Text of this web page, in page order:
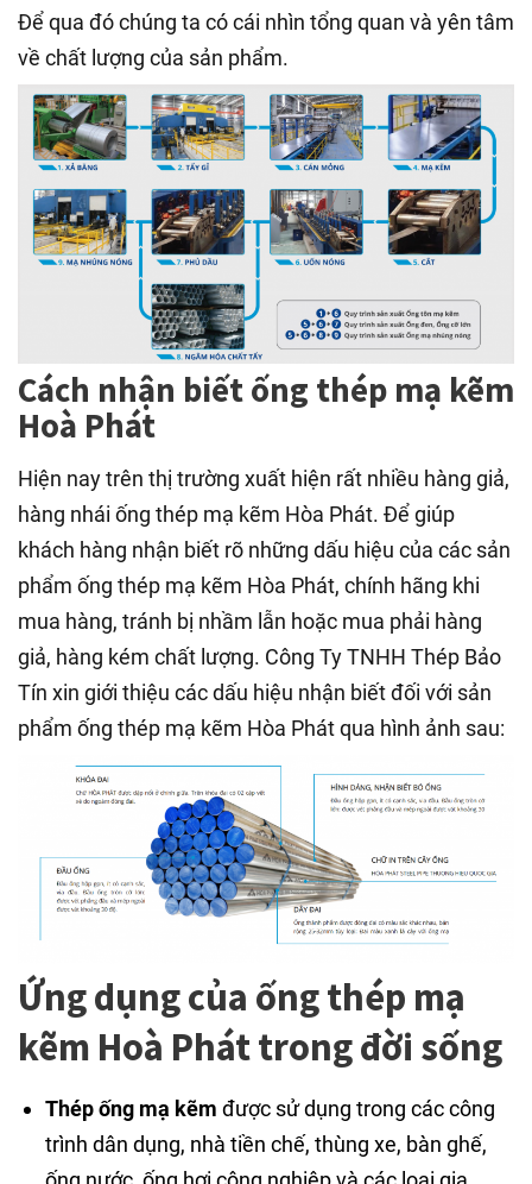
Để qua đó chúng ta có cái nhìn tổng quan và yên tâm
về chất lượng của sản phẩm.
Cách nhận biết ống thép mạ kẽm
Hoà Phát
Hiện nay trên thị trường xuất hiện rất nhiều hàng giả,
hàng nhái ống thép mạ kẽm Hòa Phát. Để giúp
khách hàng nhận biết rõ những dấu hiệu của các sản
phẩm ống thép mạ kẽm Hòa Phát, chính hãng khi
mua hàng, tránh bị nhầm lẫn hoặc mua phải hàng
giả, hàng kém chất lượng. Công Ty TNHH Thép Bảo
Tín xin giới thiệu các dấu hiệu nhận biết đối với sản
phẩm ống thép mạ kẽm Hòa Phát qua hình ảnh sau:
Ứng dụng của ống thép mạ
kẽm Hoà Phát trong đời sống
Thép ống mạ kẽm được sử dụng trong các công
trình dân dụng, nhà tiền chế, thùng xe, bàn ghế,